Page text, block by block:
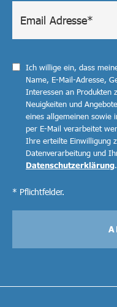
Ich willige ein, dass
Name, E-Mail-Adresse,
Interessen an Produkten
Neuigkeiten und
eines allgemeinen sowie
per E-Mail verarbeitet
Ihre erteilte Einwilligung
Datenverarbeitung und
Datenschutzerklärung.
* Pflichtfelder.